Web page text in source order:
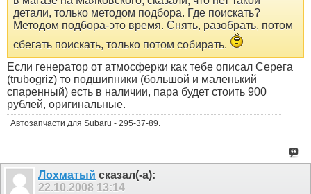
детали, только методом подбора. Где поискать?
Методом подбора-это время. Снять, разобрать, потом
сбегать поискать, только потом собирать.
Если генератор от атмосферки как тебе описал Серега
(trubogriz) то подшипники (большой и маленький
спаренный) есть в наличии, пара будет стоить 900
рублей, оригинальные.
Автозапчасти для Subaru - 295-37-89.
Лохматый сказал(-а):
22.10.2008 13:14